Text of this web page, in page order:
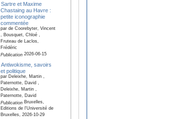
Sartre et Maxime
Chastaing au Havre :
petite iconographie
commentée
par de Coorebyter, Vincent
, Bousquet, Chloé ,
Fruteau de Laclos,
Frédéric
Publication2026-06-15
Antiwokisme, savoirs
et politique
par Deleixhe, Martin ,
Paternotte, David ,
Deleixhe, Martin ,
Paternotte, David
PublicationBruxelles,
Editions de l'Université de
Bruxelles, 2026-10-29